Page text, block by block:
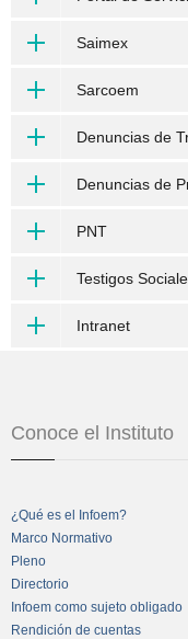
Saimex
Sarcoem
Denuncias de
Denuncias de
PNT
Testigos
Intranet
Conoce el Instituto
¿Qué es el Infoem?
Marco Normativo
Pleno
Directorio
Infoem como sujeto obligado
Rendición de cuentas